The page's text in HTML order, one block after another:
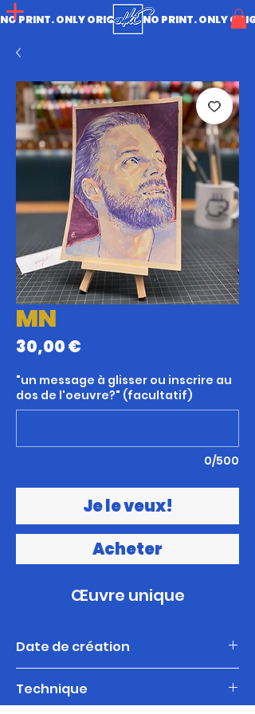
NO PRINT. ONLY ORIGINAL.
MN
30,00 €
"un message à glisser ou inscrire au
dos de l'oeuvre?" (facultatif)
0/500
Je le veux!
Acheter
Œuvre unique
Date de création
Technique